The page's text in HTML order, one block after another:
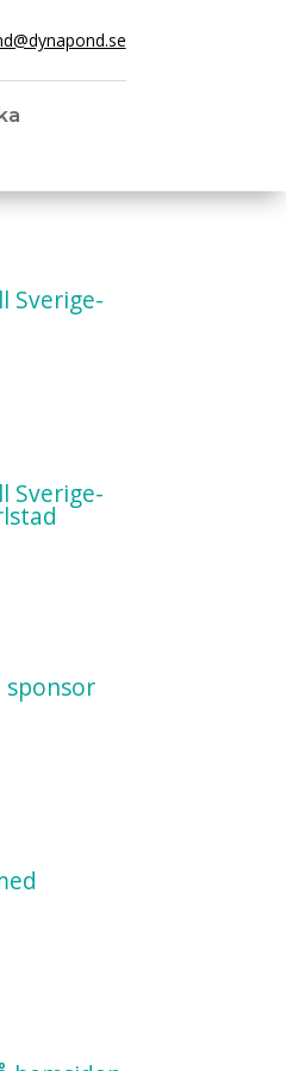
Sverige-
Sverige-
sponsor